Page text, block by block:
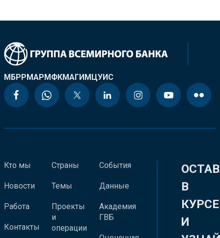
МБРРМАРМФКМАГИМЦУИС
Кто мы
Новости
Работа
Контакты
Страны
Темы
Проекты
и
операции
События
Данные
Академия
ГВБ
В
КУРСЕ
И